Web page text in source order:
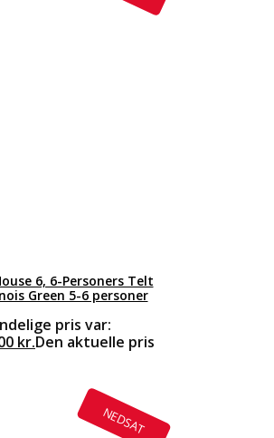
6, 6-Personers Telt
Green 5-6 personer
pris var:
kr.Den aktuelle pris
NEDSAT